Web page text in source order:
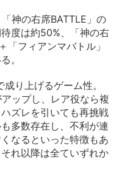
神の右席BATTLE」の
度は約50%、「神の右
「フィアンマバトル」
。
り上げるゲーム性。
ップし、レア役なら複
ズレを引いても再挑戦
多数存在し、不利が連
なるといった特徴もあ
れ以降は全ていずれか